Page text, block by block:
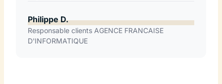
Philippe D.
Responsable clients AGENCE FRANCAISE
D'INFORMATIQUE